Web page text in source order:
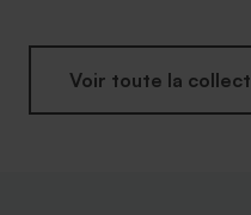
Voir toute la